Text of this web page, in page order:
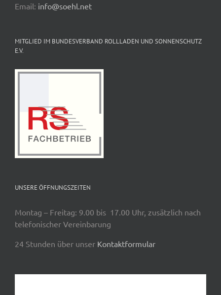
Email: info@soehl.net
MITGLIED IM BUNDESVERBAND ROLLLADEN UND SONNENSCHUTZ
E.V.
UNSERE ÖFFNUNGSZEITEN
Montag – Freitag: 9.00 bis 17.00 Uhr, zusätzlich nach
telefonischer Vereinbarung
24 Stunden über unser Kontaktformular